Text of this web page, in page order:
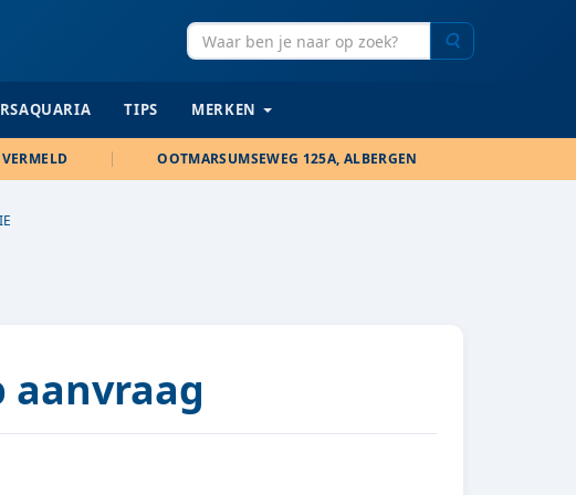
TIPS MERKEN
OOTMARSUMSEWEG 125A, ALBERGEN
aanvraag